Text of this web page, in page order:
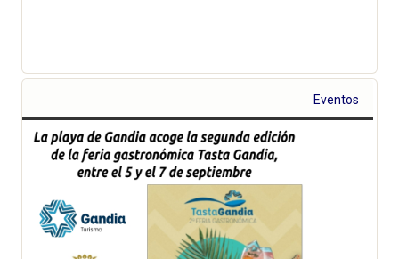
Eventos